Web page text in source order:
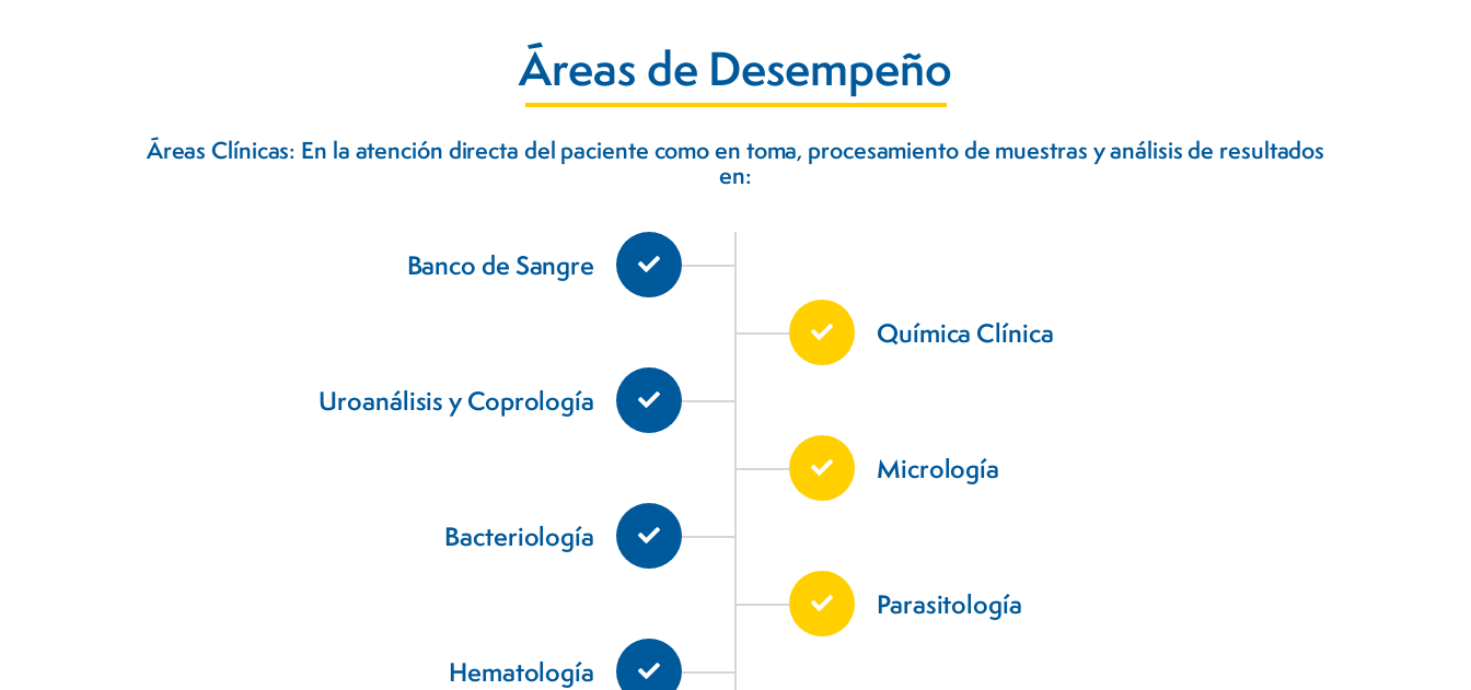
Áreas de Desempeño​
Áreas Clínicas: En la atención directa del paciente como en toma, procesamiento de muestras y análisis de resultados
en:
Banco de Sangre
Química Clínica
Uroanálisis y Coprología
Micrología
Bacteriología
Parasitología
Hematología